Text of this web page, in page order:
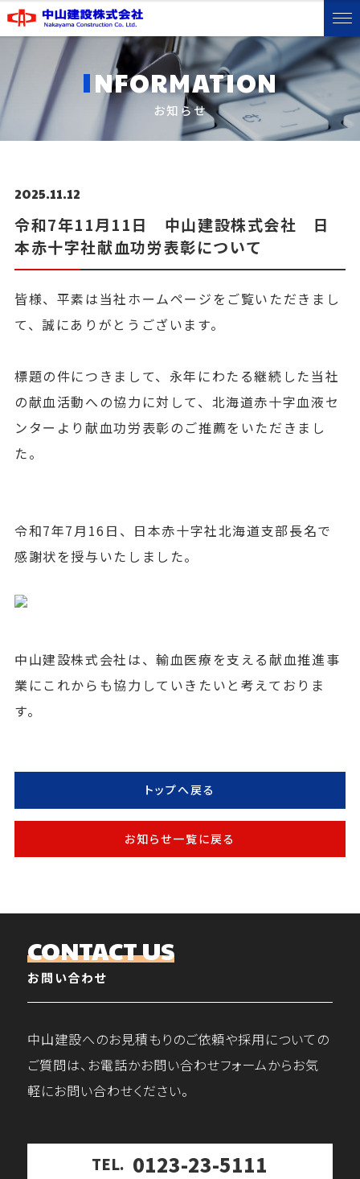
お知らせ
INFORMATION
2025.11.12
令和7年11月11日 中山建設株式会社 日
本赤十字社献血功労表彰について
皆様、平素は当社ホームページをご覧いただきまし
て、誠にありがとうございます。
標題の件につきまして、永年にわたる継続した当社
の献血活動への協力に対して、北海道赤十字血液セ
ンターより献血功労表彰のご推薦をいただきまし
た。
令和7年7月16日、日本赤十字社北海道支部長名で
感謝状を授与いたしました。
中山建設株式会社は、輸血医療を支える献血推進事
業にこれからも協力していきたいと考えておりま
す。
トップへ戻る
お知らせ一覧に戻る
お問い合わせ
CONTACT US
中山建設へのお見積もりのご依頼や採用についての
ご質問は、お電話かお問い合わせフォームからお気
軽にお問い合わせください。
TEL. 0123-23-5111